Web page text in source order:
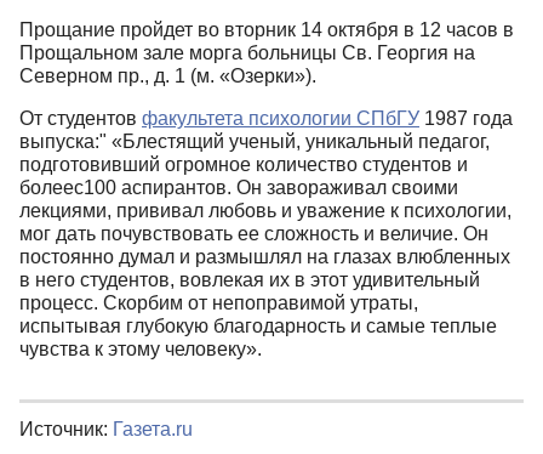
Прощание пройдет во вторник 14 октября в 12 часов в
Прощальном зале морга больницы Св. Георгия на
Северном пр., д. 1 (м. «Озерки»).
От студентов факультета психологии СПбГУ 1987 года
выпуска:" «Блестящий ученый, уникальный педагог,
подготовивший огромное количество студентов и
болеес100 аспирантов. Он завораживал своими
лекциями, прививал любовь и уважение к психологии,
мог дать почувствовать ее сложность и величие. Он
постоянно думал и размышлял на глазах влюбленных
в него студентов, вовлекая их в этот удивительный
процесс. Скорбим от непоправимой утраты,
испытывая глубокую благодарность и самые теплые
чувства к этому человеку».
Источник: Газета.ru